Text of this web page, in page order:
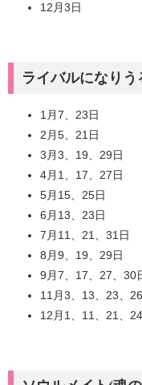
12月3日
ライバルになりう
1月7、23日
2月5、21日
3月3、19、29日
4月1、17、27日
5月15、25日
6月13、23日
7月11、21、31日
8月9、19、29日
9月7、17、27、30
11月3、13、23、
12月1、11、21、